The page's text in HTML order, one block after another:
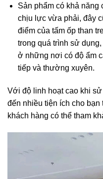
Sản phẩm có khả năng
chịu lực vừa phải, đây
điểm của tấm ốp than
trong quá trình sử
ở những nơi có độ ẩm
tiếp và thường xuyên.
Với độ linh hoạt cao khi
đến nhiều tiện ích cho
khách hàng có thể tham